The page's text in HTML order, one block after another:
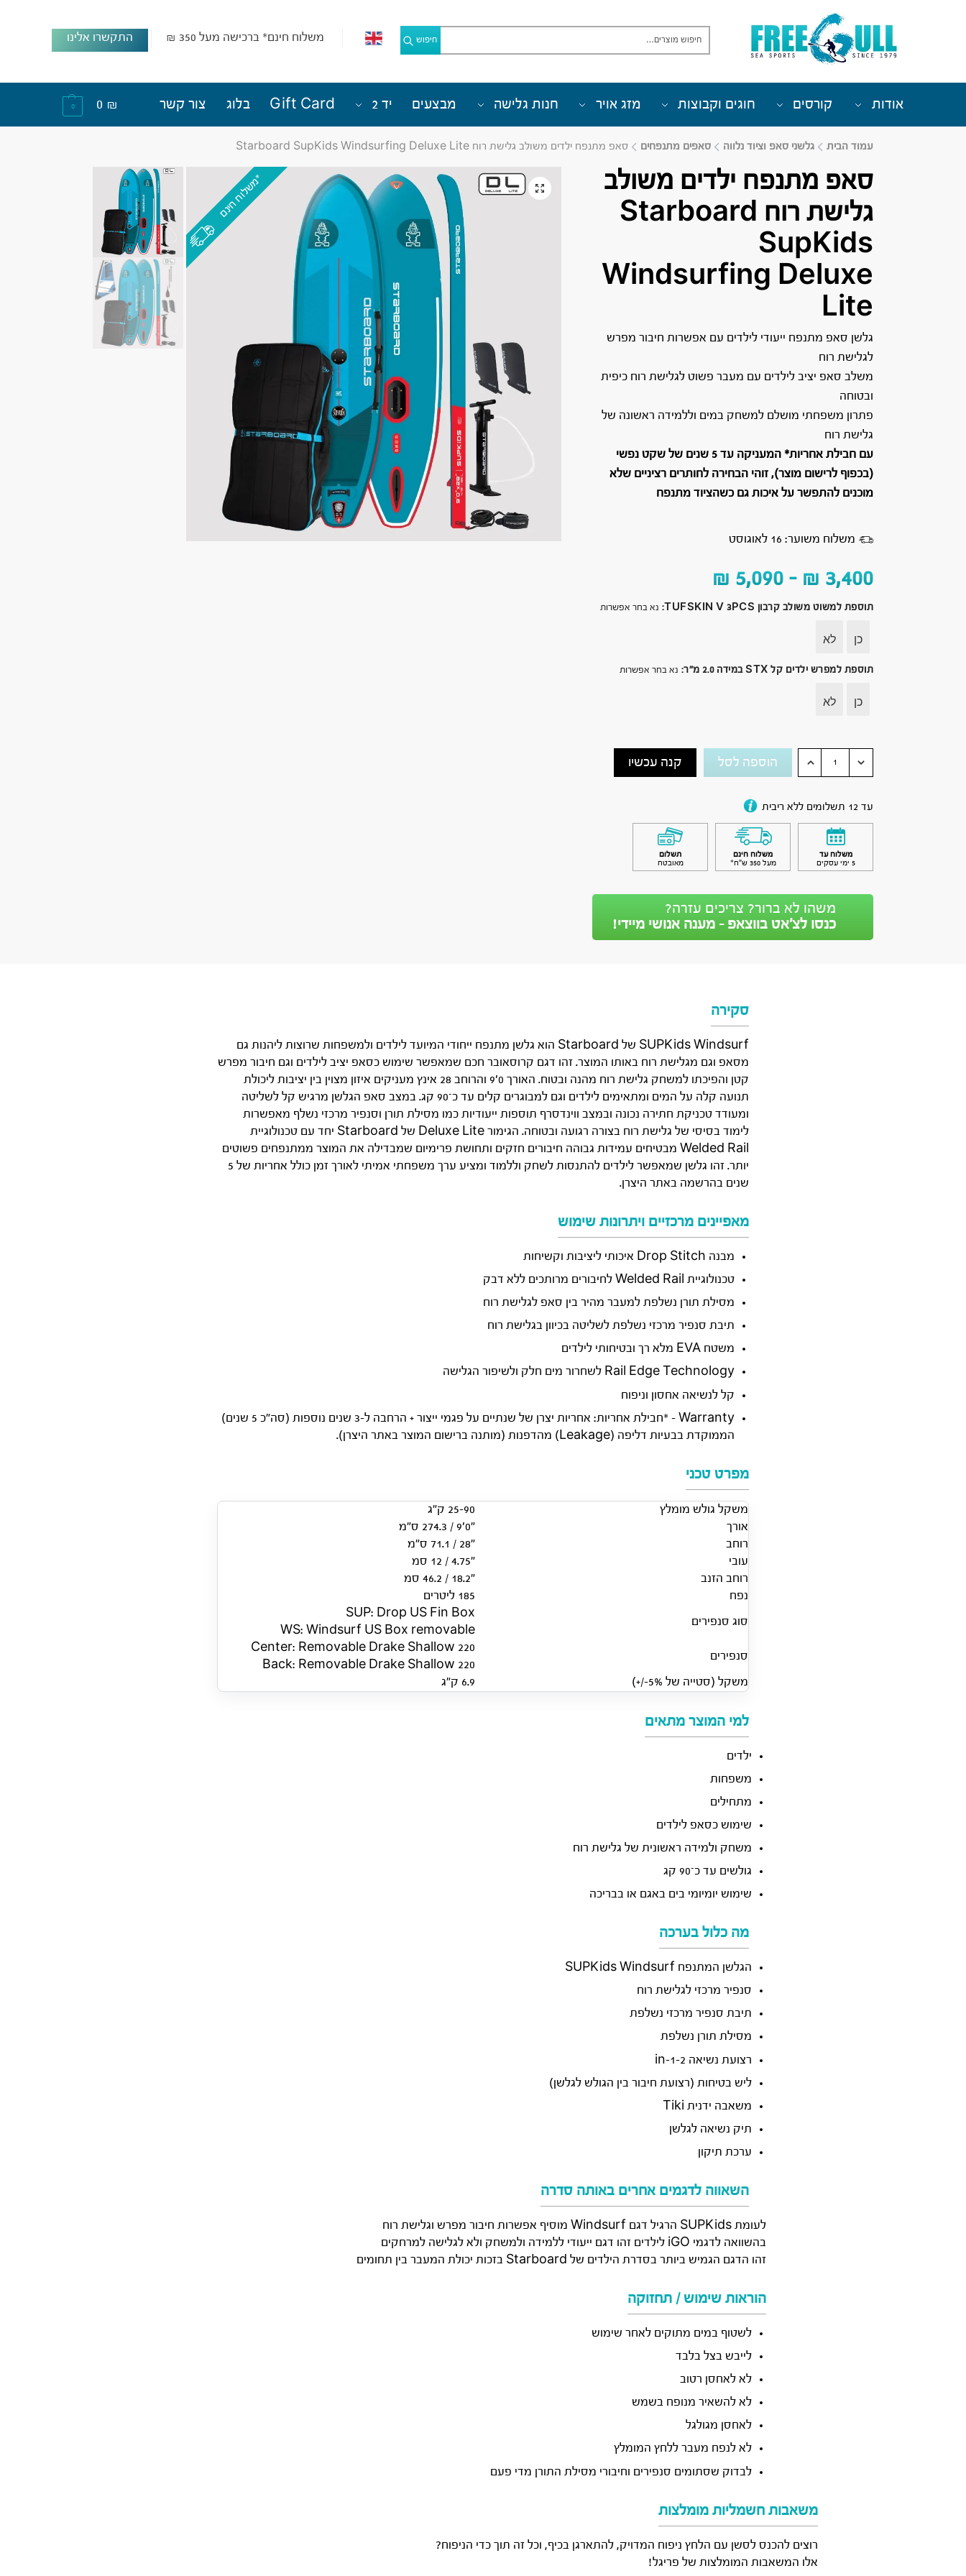
חיפוש משלוח חינם* ברכישה מעל 350 ₪ התקשרו אלינו
אודות קורסים חוגים וקבוצות מזג אויר חנות גלישה מבצעים יד 2 Gift Card בלוג צור קשר ₪
0
עמוד הבית גלשני סאפ וציוד נלווה סאפים מתנפחים סאפ מתנפח ילדים משולב גלישת רוח Starboard SupKids Windsurfing Deluxe Lite
סאפ מתנפח ילדים משולב
גלישת רוח Starboard
SupKids
Windsurfing Deluxe
Lite
גלשן סאפ מתנפח ייעודי לילדים עם אפשרות חיבור מפרש
לגלישת רוח
משלב סאפ יציב לילדים עם מעבר פשוט לגלישת רוח כיפית
ובטוחה
פתרון משפחתי מושלם למשחק במים וללמידה ראשונה של
גלישת רוח
עם חבילת אחריות* המעניקה עד 5 שנים של שקט נפשי
(בכפוף לרישום מוצר), זוהי הבחירה לחותרים רציניים שלא
מוכנים להתפשר על איכות גם כשהציוד מתנפח
משלוח משוער: 16 לאוגוסט
₪ 3,400
–
₪ 5,090
תוספת למשוט משולב קרבון TUFSKIN V 3PCS : נא בחר אפשרות
כן לא
תוספת למפרש ילדים קל STX במידה 2.0 מ״ר : נא בחר אפשרות
כן לא
הוספה לסל קנה עכשיו
עד 12 תשלומים ללא ריבית
משלוח עד
5 ימי עסקים
משלוח חינם
מעל 350 ש״ח*
תשלום
מאובטח
משהו לא ברור? צריכים עזרה?
כנסו לצ’אט בווצאפ - מענה אנושי מיידי!
סקירה
SUPKids Windsurf של Starboard הוא גלשן מתנפח ייחודי המיועד לילדים ולמשפחות שרוצות ליהנות גם
מסאפ וגם מגלישת רוח באותו המוצר. זהו דגם קרוסאובר חכם שמאפשר שימוש כסאפ יציב לילדים וגם חיבור מפרש
קטן והפיכתו למשחק גלישת רוח מהנה ובטוח. האורך 0’9 והרוחב 28 אינץ מעניקים איזון מצוין בין יציבות ליכולת
תנועה קלה על המים ומתאימים לילדים וגם למבוגרים קלים עד כ־90 קג. במצב סאפ הגלשן מרגיש קל לשליטה
ומעודד טכניקת חתירה נכונה ובמצב ווינדסרף תוספות ייעודיות כמו מסילת תורן וסנפיר מרכזי נשלף מאפשרות
לימוד בסיסי של גלישת רוח בצורה רגועה ובטוחה. הגימור Deluxe Lite של Starboard יחד עם טכנולוגיית
Welded Rail מבטיחים עמידות גבוהה חיבורים חזקים ותחושת פרימיום שמבדילה את המוצר ממתנפחים פשוטים
יותר. זהו גלשן שמאפשר לילדים להתנסות לשחק וללמוד ומציע ערך משפחתי אמיתי לאורך זמן כולל אחריות של 5
שנים בהרשמה באתר היצרן.
מאפיינים מרכזיים ויתרונות שימוש
מבנה Drop Stitch איכותי ליציבות וקשיחות
טכנולוגיית Welded Rail לחיבורים מרותכים ללא דבק
מסילת תורן נשלפת למעבר מהיר בין סאפ לגלישת רוח
תיבת סנפיר מרכזי נשלפת לשליטה בכיוון בגלישת רוח
משטח EVA מלא רך ובטיחותי לילדים
Rail Edge Technology לשחרור מים חלק ולשיפור הגלישה
קל לנשיאה אחסון וניפוח
Warranty – *חבילת אחריות: אחריות יצרן של שנתיים על פגמי ייצור + הרחבה ל-3 שנים נוספות (סה”כ 5 שנים)
הממוקדת בבעיות דליפה (Leakage) מהדפנות (מותנה ברישום המוצר באתר היצרן).
מפרט טכני
משקל גולש מומלץ
25-90 ק״ג
אורך
״0׳9 / 274.3 ס״מ
רוחב
״28 / 71.1 ס״מ
עובי
״4.75 / 12 סמ
רוחב הזנב
״18.2 / 46.2 סמ
נפח
185 ליטרים
סוג סנפירים
SUP: Drop US Fin Box
WS: Windsurf US Box removable
סנפירים
Center: Removable Drake Shallow 220
Back: Removable Drake Shallow 220
משקל (סטייה של 5%-/+)
6.9 ק״ג
למי המוצר מתאים
ילדים
משפחות
מתחילים
שימוש כסאפ לילדים
משחק ולמידה ראשונית של גלישת רוח
גולשים עד כ־90 קג
שימוש יומיומי בים באגם או בבריכה
מה כלול בערכה
הגלשן המתנפח SUPKids Windsurf
סנפיר מרכזי לגלישת רוח
תיבת סנפיר מרכזי נשלפת
מסילת תורן נשלפת
רצועת נשיאה 2-in-1
ליש בטיחות (רצועת חיבור בין הגולש לגלשן)
משאבה ידנית Tiki
תיק נשיאה לגלשן
ערכת תיקון
השאווה לדגמים אחרים באותה סדרה
לעומת SUPKids הרגיל דגם Windsurf מוסיף אפשרות חיבור מפרש וגלישת רוח
בהשוואה לדגמי iGO לילדים זהו דגם ייעודי ללמידה ולמשחק ולא לגלישה למרחקים
זהו הדגם הגמיש ביותר בסדרת הילדים של Starboard בזכות יכולת המעבר בין תחומים
הוראות שימוש / תחזוקה
לשטוף במים מתוקים לאחר שימוש
לייבש בצל בלבד
לא לאחסן רטוב
לא להשאיר מנופח בשמש
לאחסן מגולגל
לא לנפח מעבר ללחץ המומלץ
לבדוק שסתומים סנפירים וחיבורי מסילת התורן מדי פעם
משאבות חשמליות מומלצות
רוצים להכנס לסשן עם הלחץ ניפוח המדויק, להתארגן בכיף, וכל זה תוך כדי הניפוח?
אלו המשאבות המומלצות של פריגל!